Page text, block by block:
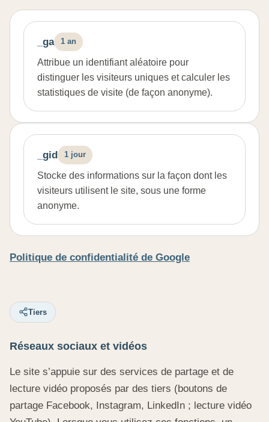
_ga 1 an
Attribue un identifiant aléatoire pour
distinguer les visiteurs uniques et calculer les
statistiques de visite (de façon anonyme).
_gid 1 jour
Stocke des informations sur la façon dont les
visiteurs utilisent le site, sous une forme
anonyme.
Politique de confidentialité de Google
Tiers
Réseaux sociaux et vidéos
Le site s’appuie sur des services de partage et de
lecture vidéo proposés par des tiers (boutons de
partage Facebook, Instagram, LinkedIn ; lecture vidéo